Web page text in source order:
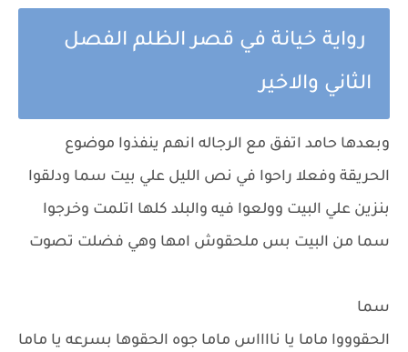
رواية خيانة في قصر الظلم الفصل
الثاني والاخير
وبعدها حامد اتفق مع الرجاله انهم ينفذوا موضوع
الحريقة وفعلا راحوا في نص الليل علي بيت سما ودلقوا
بنزين علي البيت وولعوا فيه والبلد كلها اتلمت وخرجوا
سما من البيت بس ملحقوش امها وهي فضلت تصوت
سما
الحقوووا ماما يا نااااس ماما جوه الحقوها بسرعه يا ماما